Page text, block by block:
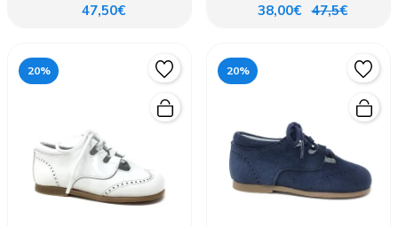
47,50€
38,00€ 47,5€
20% 20%